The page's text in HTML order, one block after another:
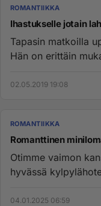
ROMANTIIKKA
Ihastukselle jotain
Tapasin matkoilla
Hän on erittäin
02.05.2019 19:08
ROMANTIIKKA
Romanttinen
Otimme vaimon
hyvässä
04.01.2025 06:59